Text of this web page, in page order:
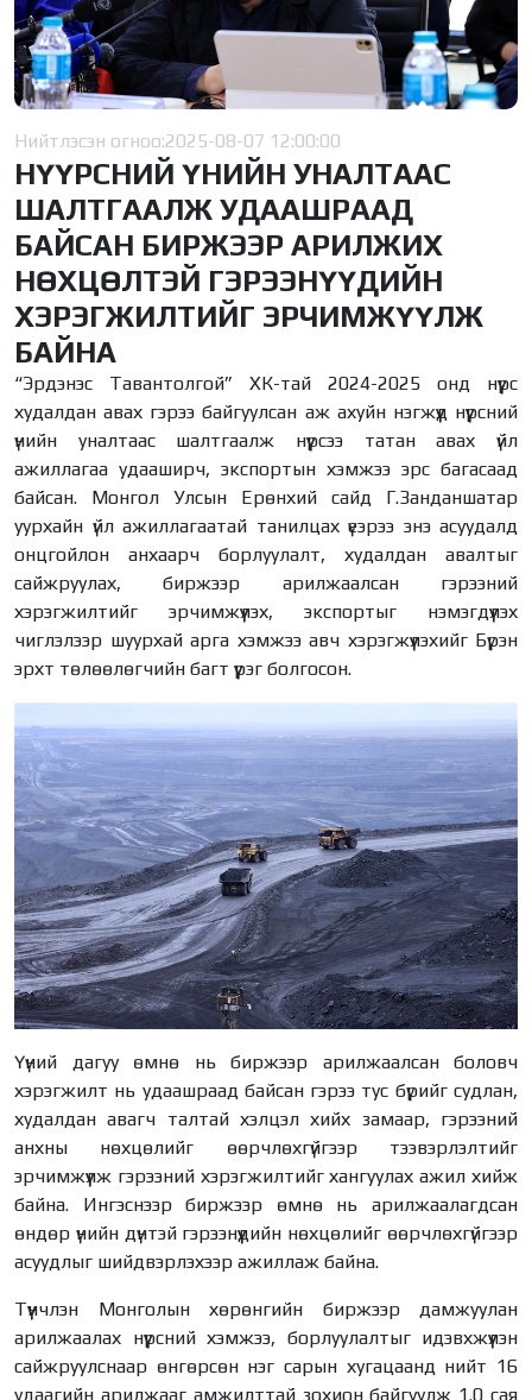
Нийтлэсэн огноо:2025-08-07 12:00:00
НҮҮРСНИЙ ҮНИЙН УНАЛТААС
ШАЛТГААЛЖ УДААШРААД
БАЙСАН БИРЖЭЭР АРИЛЖИХ
НӨХЦӨЛТЭЙ ГЭРЭЭНҮҮДИЙН
ХЭРЭГЖИЛТИЙГ ЭРЧИМЖҮҮЛЖ
БАЙНА
“Эрдэнэс Тавантолгой” ХК-тай 2024-2025 онд нүүрс
худалдан авах гэрээ байгуулсан аж ахуйн нэгжүүд нүүрсний
үнийн уналтаас шалтгаалж нүүрсээ татан авах үйл
ажиллагаа удааширч, экспортын хэмжээ эрс багасаад
байсан. Монгол Улсын Ерөнхий сайд Г.Занданшатар
уурхайн үйл ажиллагаатай танилцах үеэрээ энэ асуудалд
онцгойлон анхаарч борлуулалт, худалдан авалтыг
сайжруулах, биржээр арилжаалсан гэрээний
хэрэгжилтийг эрчимжүүлэх, экспортыг нэмэгдүүлэх
чиглэлээр шуурхай арга хэмжээ авч хэрэгжүүлэхийг Бүрэн
эрхт төлөөлөгчийн багт үүрэг болгосон.
Үүний дагуу өмнө нь биржээр арилжаалсан боловч
хэрэгжилт нь удаашраад байсан гэрээ тус бүрийг судлан,
худалдан авагч талтай хэлцэл хийх замаар, гэрээний
анхны нөхцөлийг өөрчлөхгүйгээр тээвэрлэлтийг
эрчимжүүлж гэрээний хэрэгжилтийг хангуулах ажил хийж
байна. Ингэснээр биржээр өмнө нь арилжаалагдсан
өндөр үнийн дүнтэй гэрээнүүдийн нөхцөлийг өөрчлөхгүйгээр
асуудлыг шийдвэрлэхээр ажиллаж байна.
Түүнчлэн Монголын хөрөнгийн биржээр дамжуулан
арилжаалах нүүрсний хэмжээ, борлуулалтыг идэвхжүүлэн
сайжруулснаар өнгөрсөн нэг сарын хугацаанд нийт 16
удаагийн арилжааг амжилттай зохион байгуулж 1.0 сая